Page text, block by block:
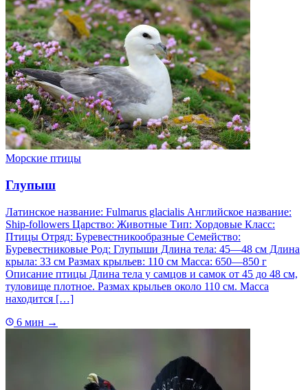
Морские птицы
Глупыш
Латинское название: Fulmarus glacialis Английское название:
Ship-followers Царство: Животные Тип: Хордовые Класс:
Птицы Отряд: Буревестникообразные Семейство:
Буревестниковые Род: Глупыши Длина тела: 45—48 см Длина
крыла: 33 см Размах крыльев: 110 см Масса: 650—850 г
Описание птицы Длина тела у самцов и самок от 45 до 48 см,
туловище плотное. Размах крыльев около 110 см. Масса
находится […]
6 мин →